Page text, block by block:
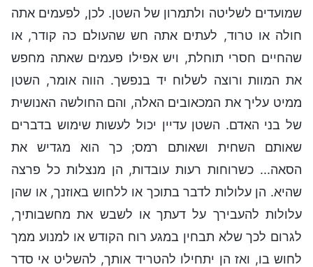
שמועדים לשליטה ולתמרון של השטן. לכן, לפעמים אתה
חולה או טרוד, לעתים אתה חש שהעולם כה קודר, או
שהחיים חסרי תוחלת, ויש אפילו פעמים שאתה מחפש
את המוות ורוצה לשלוח יד בנפשך. הווה אומר, השטן
ממיט עליך את המכאובים האלה, והם החולשה האנושית
של בני האדם. השטן עדיין יכול לעשות שימוש בדברים
שאותם השחית ושאותם רמס; כך הוא מגדיש את
הסאה... כשרוחות רעות עובדות, הן מנצלות כל פרצה
שהיא. הן עלולות לדבר בתוכך או ללחוש באוזנך, או שהן
עלולות להעבירך על דעתך או לשבש את מחשבותיך,
לגרום לכך שלא תבחין במגע רוח הקודש או למנוע ממך
לחוש בו, ואז הן יתחילו להטריד אותך, להשליט אי סדר